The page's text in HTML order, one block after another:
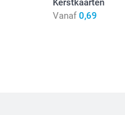
Kerstkaarten
Vanaf 0,69